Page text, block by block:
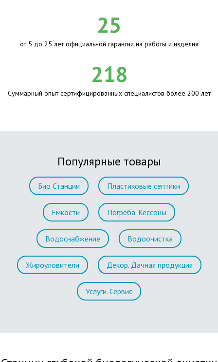
25
от 5 до 25 лет официальной гарантии на работы и изделия
218
Суммарный опыт сертифицированных специалистов более 200 лет
Популярные товары
Био Станции Пластиковые септики
Емкости Погреба. Кессоны
Водоснабжение Водоочистка
Жироуловители Декор. Дачная продукция
Услуги. Сервис